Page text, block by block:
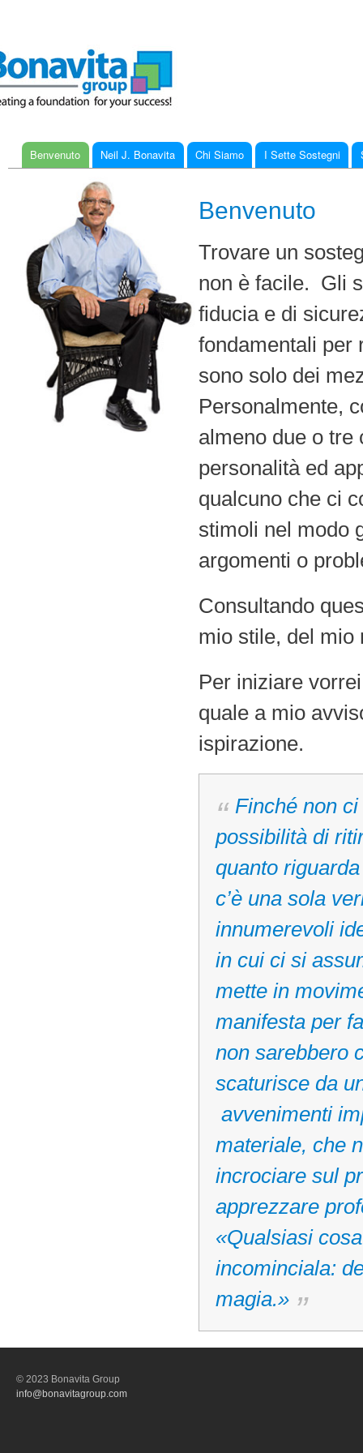
Benvenuto Neil J. Bonavita Chi Siamo I Sette Sostegni
Benvenuto
Trovare un
non è facile. Gli
fiducia e di
fondamentali per
sono solo dei
Personalmente,
almeno due o tre
personalità ed
qualcuno che ci
stimoli nel modo
argomenti o
Consultando
mio stile, del mio
Per iniziare
quale a mio
ispirazione.
Finché non
possibilità di
quanto
c’è una sola
innumerevoli
in cui ci si
mette in
manifesta per
non sarebbero
scaturisce da
avvenimenti
materiale, che
incrociare sul
apprezzare
«Qualsiasi
incominciala:
magia.»
© 2023 Bonavita Group
info@bonavitagroup.com